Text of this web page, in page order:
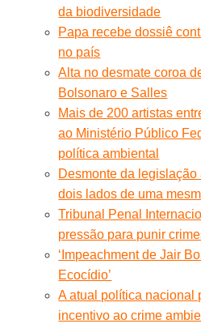
da biodiversidade
Papa recebe dossiê
no país
Alta no desmate coroa
Bolsonaro e Salles
Mais de 200 artistas
ao Ministério Público
política ambiental
Desmonte da
dois lados de uma
Tribunal Penal
pressão para punir
‘Impeachment de Jair
Ecocídio’
A atual política nacional
incentivo ao crime